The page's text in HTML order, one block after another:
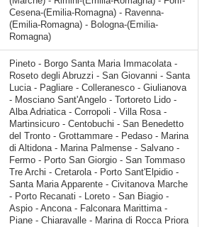
Cesena-(Emilia-Romagna) - Ravenna-
(Emilia-Romagna) - Bologna-(Emilia-
Romagna)
Pineto - Borgo Santa Maria Immacolata - Roseto degli Abruzzi - San Giovanni - Santa Lucia - Pagliare - Colleranesco - Giulianova - Mosciano Sant'Angelo - Tortoreto Lido - Alba Adriatica - Corropoli - Villa Rosa - Martinsicuro - Centobuchi - San Benedetto del Tronto - Grottammare - Pedaso - Marina di Altidona - Marina Palmense - Salvano - Fermo - Porto San Giorgio - San Tommaso Tre Archi - Cretarola - Porto Sant'Elpidio - Santa Maria Apparente - Civitanova Marche - Porto Recanati - Loreto - San Biagio - Aspio - Ancona - Falconara Marittima - Piane - Chiaravalle - Marina di Rocca Priora -